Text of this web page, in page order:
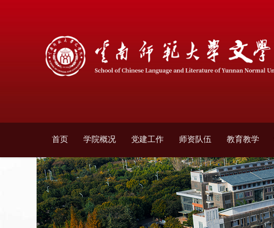
首页 学院概况 党建工作 师资队伍 教育教学